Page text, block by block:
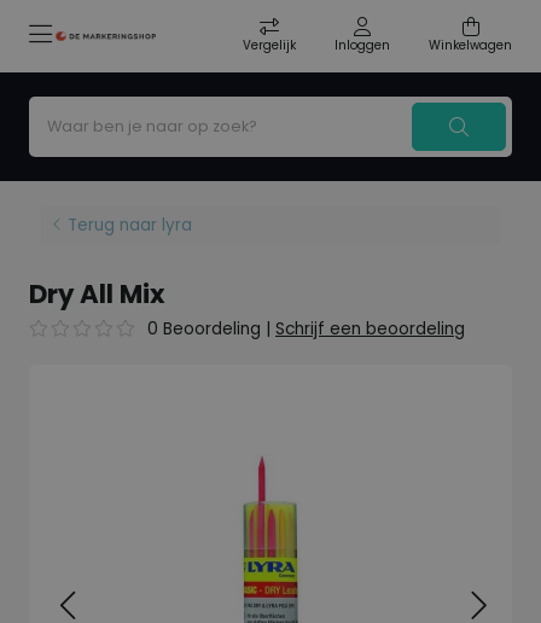
Vergelijk Inloggen Winkelwagen
Terug naar lyra
Dry All Mix
0 Beoordeling | Schrijf een beoordeling